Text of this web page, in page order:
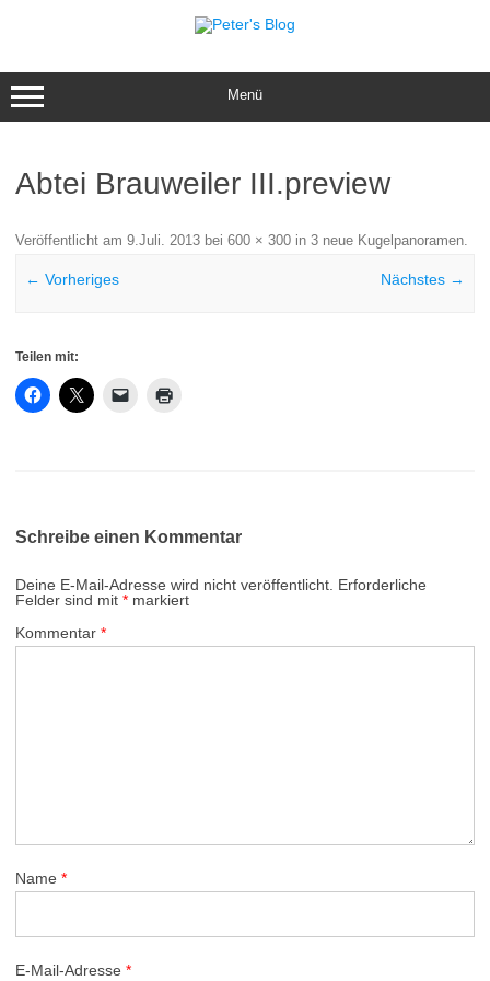
Menü
Abtei Brauweiler III.preview
Veröffentlicht am 9.Juli. 2013 bei 600 × 300 in 3 neue Kugelpanoramen.
← Vorheriges Nächstes →
Teilen mit:
Schreibe einen Kommentar
Deine E-Mail-Adresse wird nicht veröffentlicht. Erforderliche
Felder sind mit * markiert
Kommentar *
Name *
E-Mail-Adresse *